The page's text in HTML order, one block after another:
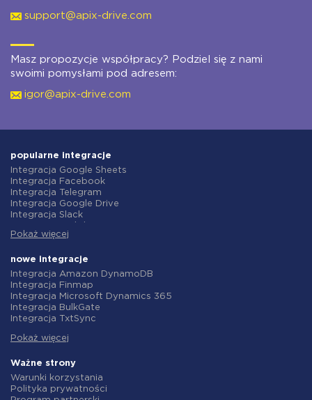
support@apix-drive.com
Masz propozycje współpracy? Podziel się z nami
swoimi pomysłami pod adresem:
igor@apix-drive.com
popularne integracje
Integracja Google Sheets
Integracja Facebook
Integracja Telegram
Integracja Google Drive
Integracja Slack
Integracja Gmail
Integracja ClickUp
Integracja Airtable
Integracja Google Contacts
Integracja OpenAI (ChatGPT)
Integracja Instagram
Integracja ActiveCampaign
Integracja Salesforce CRM
Integracja Notion
Integracja AWeber
Integracja Asana
Pokaż więcej
nowe integracje
Integracja Amazon DynamoDB
Integracja Finmap
Integracja Microsoft Dynamics 365
Integracja BulkGate
Integracja TxtSync
Integracja Corezoid
Integracja Instasent
Integracja AtomPark
Integracja TXTImpact
Integracja Campaign Monitor
Pokaż więcej
Ważne strony
Warunki korzystania
Polityka prywatności